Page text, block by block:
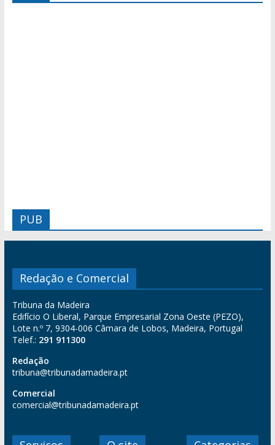
PUB
Redação e Comercial
Tribuna da Madeira
Edifício O Liberal, Parque Empresarial Zona Oeste (PEZO),
Lote n.º 7, 9304-006 Câmara de Lobos, Madeira, Portugal
Telef.: 291 911300
Redação
tribuna@tribunadamadeira.pt
Comercial
comercial@tribunadamadeira.pt